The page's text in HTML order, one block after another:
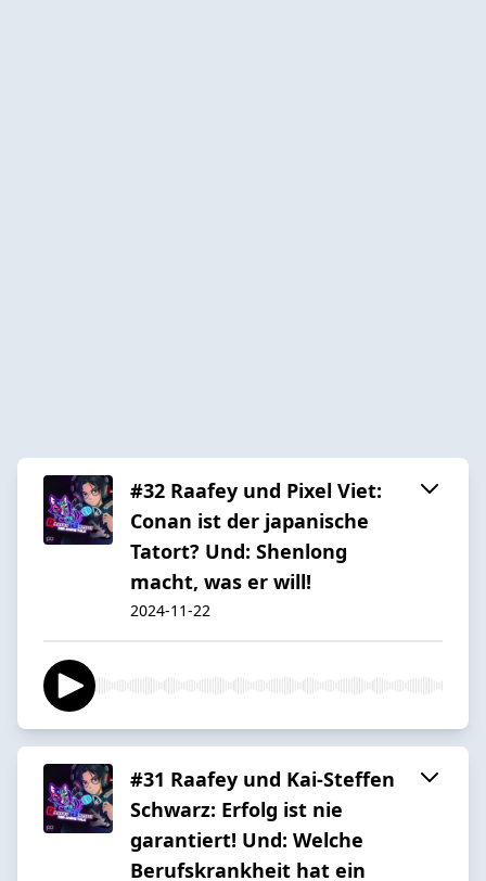
#32 Raafey und Pixel Viet:
Conan ist der japanische
Tatort? Und: Shenlong
macht, was er will!
2024-11-22
#31 Raafey und Kai-Steffen
Schwarz: Erfolg ist nie
garantiert! Und: Welche
Berufskrankheit hat ein